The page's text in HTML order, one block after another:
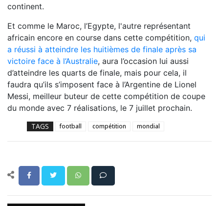
continent.
Et comme le Maroc, l’Egypte, l'autre représentant
africain encore en course dans cette compétition, qui
a réussi à atteindre les huitièmes de finale après sa
victoire face à l’Australie, aura l’occasion lui aussi
d’atteindre les quarts de finale, mais pour cela, il
faudra qu’ils s’imposent face à l’Argentine de Lionel
Messi, meilleur buteur de cette compétition de coupe
du monde avec 7 réalisations, le 7 juillet prochain.
TAGS football compétition mondial